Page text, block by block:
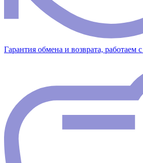
Гарантия обмена и возврата, работаем